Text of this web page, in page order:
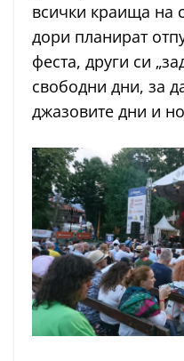
всички краища на
дори планират
феста, други си
свободни дни, за
джазовите дни и